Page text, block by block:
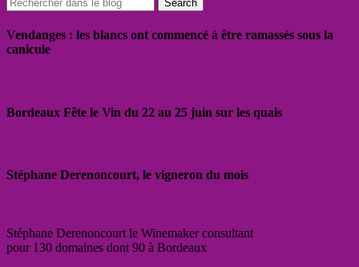
Vendanges : les blancs ont commencé à être ramassés sous la
canicule
Bordeaux Fête le Vin du 22 au 25 juin sur les quais
Stéphane Derenoncourt, le vigneron du mois
Stéphane Derenoncourt le Winemaker consultant
pour 130 domaines dont 90 à Bordeaux